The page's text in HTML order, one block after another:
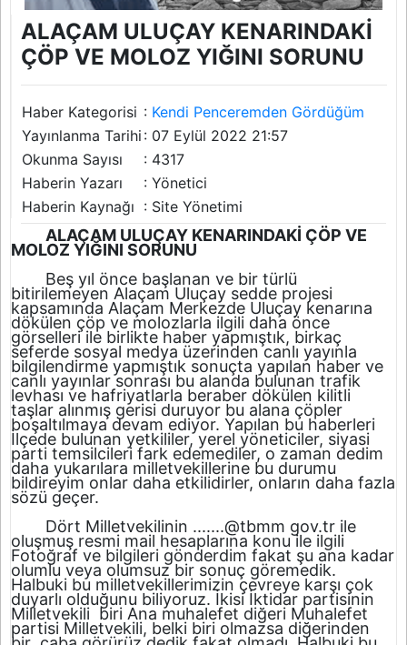
ALAÇAM ULUÇAY KENARINDAKİ
ÇÖP VE MOLOZ YIĞINI SORUNU
Haber Kategorisi : Kendi Penceremden Gördüğüm
Yayınlanma Tarihi : 07 Eylül 2022 21:57
Okunma Sayısı
: 4317
Haberin Yazarı
: Yönetici
Haberin Kaynağı : Site Yönetimi
ALAÇAM ULUÇAY KENARINDAKİ ÇÖP VE
MOLOZ YIĞINI SORUNU
Beş yıl önce başlanan ve bir türlü
bitirilemeyen Alaçam Uluçay sedde projesi
kapsamında Alaçam Merkezde Uluçay kenarına
dökülen çöp ve molozlarla ilgili daha önce
görselleri ile birlikte haber yapmıştık, birkaç
seferde sosyal medya üzerinden canlı yayınla
bilgilendirme yapmıştık sonuçta yapılan haber ve
canlı yayınlar sonrası bu alanda bulunan trafik
levhası ve hafriyatlarla beraber dökülen kilitli
taşlar alınmış gerisi duruyor bu alana çöpler
boşaltılmaya devam ediyor. Yapılan bu haberleri
İlçede bulunan yetkililer, yerel yöneticiler, siyasi
parti temsilcileri fark edemediler, o zaman dedim
daha yukarılara milletvekillerine bu durumu
bildireyim onlar daha etkilidirler, onların daha fazla
sözü geçer.
Dört Milletvekilinin .......@tbmm gov.tr ile
oluşmuş resmi mail hesaplarına konu ile ilgili
Fotoğraf ve bilgileri gönderdim fakat şu ana kadar
olumlu veya olumsuz bir sonuç göremedik.
Halbuki bu milletvekillerimizin çevreye karşı çok
duyarlı olduğunu biliyoruz. İkisi İktidar partisinin
Milletvekili biri Ana muhalefet diğeri Muhalefet
partisi Milletvekili, belki biri olmazsa diğerinden